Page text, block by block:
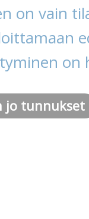
on vain
jo tunnukset